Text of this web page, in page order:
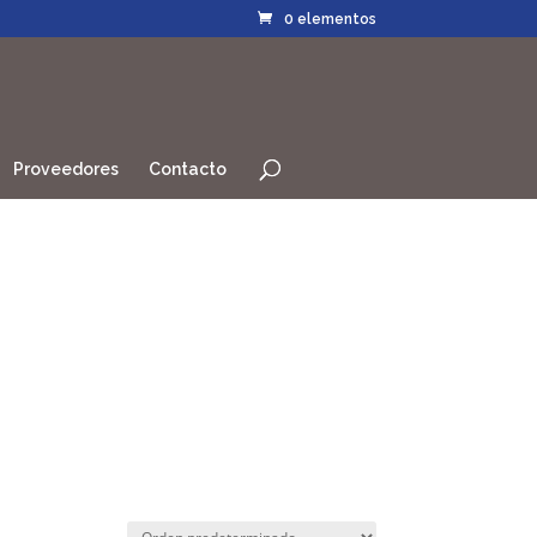
0 elementos
Proveedores Contacto